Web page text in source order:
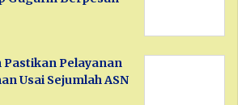
Pastikan Pelayanan
Usai Sejumlah ASN